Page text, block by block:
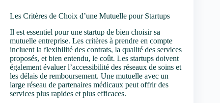
Les Critères de Choix d’une Mutuelle pour Startups
Il est essentiel pour une startup de bien choisir sa
mutuelle entreprise. Les critères à prendre en compte
incluent la flexibilité des contrats, la qualité des services
proposés, et bien entendu, le coût. Les startups doivent
également évaluer l’accessibilité des réseaux de soins et
les délais de remboursement. Une mutuelle avec un
large réseau de partenaires médicaux peut offrir des
services plus rapides et plus efficaces.